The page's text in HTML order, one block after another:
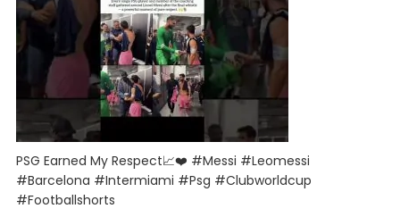
PSG Earned My Respect📈❤️ #messi #leomessi
#barcelona #intermiami #psg #clubworldcup
#footballshorts